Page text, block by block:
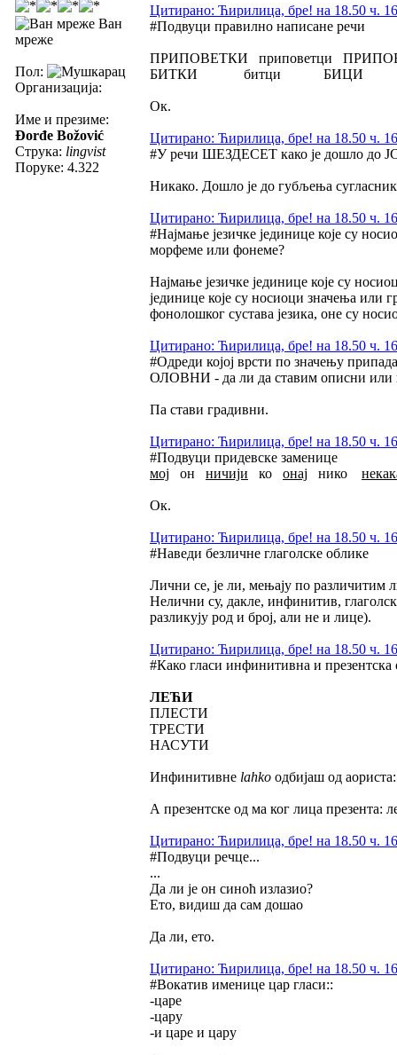
Ван
мреже
Пол:
Организација:
Име и презиме:
Đorđe Božović
Струка: lingvist
Поруке: 4.322
Цитирано: Ћирилица, бре! на 18.50 ч.
#Подвуци правилно написане речи
ПРИПОВЕТКИ приповетци
БИТКИ битци БИЦИ
Ок.
Цитирано: Ћирилица, бре! на 18.50 ч.
#У речи ШЕЗДЕСЕТ како је дошло до
Никако. Дошло је до губљења
Цитирано: Ћирилица, бре! на 18.50 ч.
#Најмање језичке јединице које су
морфеме или фонеме?
Најмање језичке јединице које су
јединице које су носиоци значења или
фонолошког сустава језика, оне су
Цитирано: Ћирилица, бре! на 18.50 ч.
#Одреди којој врсти по значењу
ОЛОВНИ - да ли да ставим описни или
Па стави градивни.
Цитирано: Ћирилица, бре! на 18.50 ч.
#Подвуци придевске заменице
мој он ничији ко онај нико
Ок.
Цитирано: Ћирилица, бре! на 18.50 ч.
#Наведи безличне глаголске облике
Лични се, је ли, мењају по различитим
Нелични су, дакле, инфинитив,
разликују род и број, али не и лице).
Цитирано: Ћирилица, бре! на 18.50 ч.
#Како гласи инфинитивна и презентска
ЛЕЋИ
ПЛЕСТИ
ТРЕСТИ
НАСУТИ
Инфинитивне lahko одбијаш од
А презентске од ма ког лица презента:
Цитирано: Ћирилица, бре! на 18.50 ч.
#Подвуци речце...
...
Да ли је он синоћ излазио?
Ето, видиш да сам дошао
Да ли, ето.
Цитирано: Ћирилица, бре! на 18.50 ч.
#Вокатив именице цар гласи::
-царе
-цару
-и царе и цару